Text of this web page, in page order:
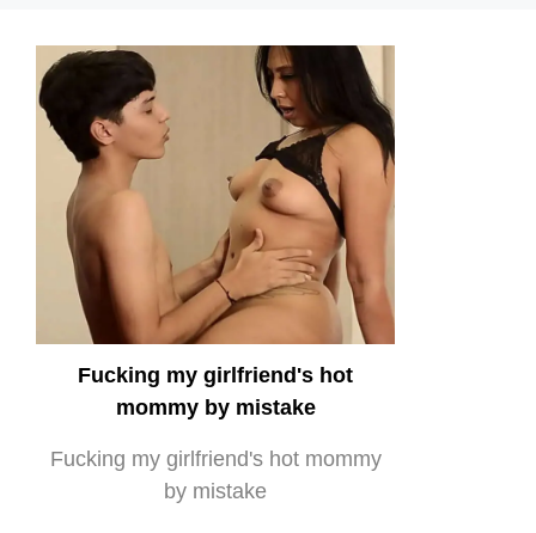
Fucking my girlfriend's hot
mommy by mistake
Fucking my girlfriend's hot mommy
by mistake